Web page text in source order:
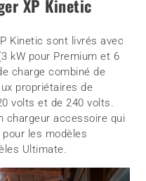
XP Kinetic
Kinetic sont livrés avec
kW pour Premium et 6
charge combiné de
propriétaires de
volts et de 240 volts.
chargeur accessoire qui
les modèles
Ultimate.